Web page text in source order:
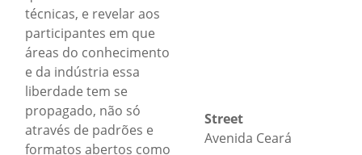
técnicas, e revelar aos
participantes em que
áreas do conhecimento
e da indústria essa
liberdade tem se
propagado, não só
através de padrões e
formatos abertos como
Street
Avenida Ceará